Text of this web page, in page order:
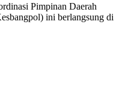
Pimpinan Daerah
ini berlangsung di